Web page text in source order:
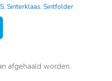
, Sinterklaas, Sintfolder
afgehaald worden.